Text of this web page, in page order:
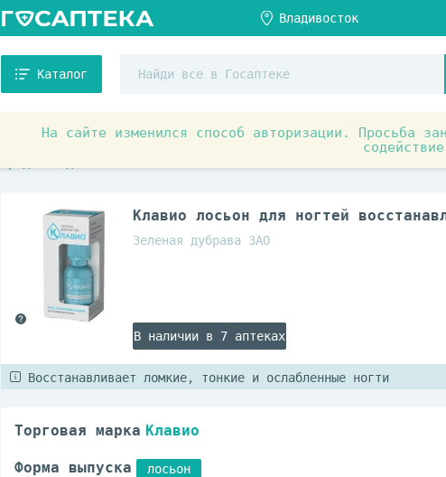
Каталог
На сайте изменился способ авторизации. Просьба
Средства по уходу за лицом
Клавио лосьон для ногтей
Зеленая дубрава ЗАО
В наличии в 7 аптеках
Восстанавливает ломкие, тонкие и ослабленные ногти
Торговая марка Клавио
Форма выпуска лосьон